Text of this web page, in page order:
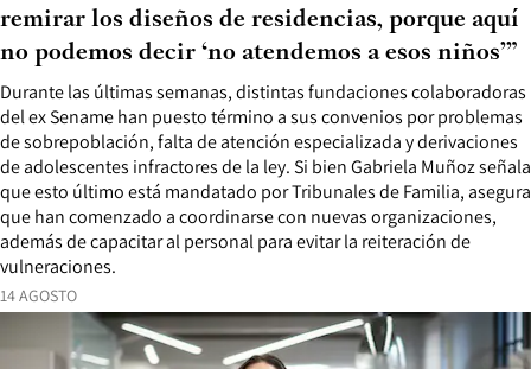
14 AGOSTO
Durante las últimas semanas, distintas fundaciones colaboradoras
del ex Sename han puesto término a sus convenios por problemas
de sobrepoblación, falta de atención especializada y derivaciones
de adolescentes infractores de la ley. Si bien Gabriela Muñoz señala
que esto último está mandatado por Tribunales de Familia, asegura
que han comenzado a coordinarse con nuevas organizaciones,
además de capacitar al personal para evitar la reiteración de
vulneraciones.
remirar los diseños de residencias, porque aquí
no podemos decir ‘no atendemos a esos niños’”